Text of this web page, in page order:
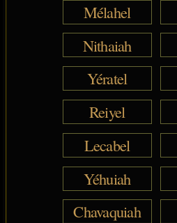
Mélahel
Nithaiah
Yératel
Reiyel
Lecabel
Yéhuiah
Chavaquiah